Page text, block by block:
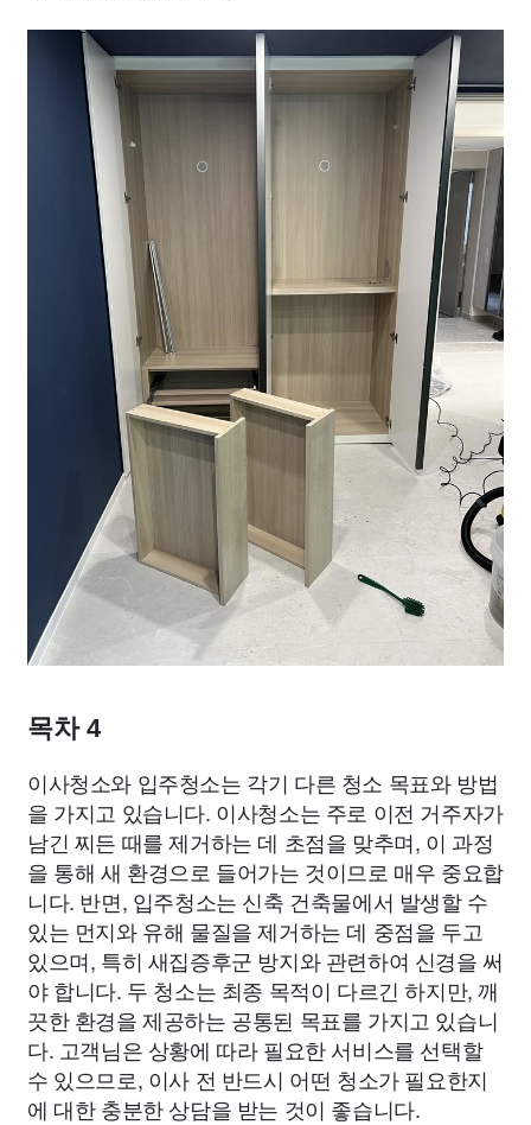
목차 4
이사청소와 입주청소는 각기 다른 청소 목표와 방법
을 가지고 있습니다. 이사청소는 주로 이전 거주자가
남긴 찌든 때를 제거하는 데 초점을 맞추며, 이 과정
을 통해 새 환경으로 들어가는 것이므로 매우 중요합
니다. 반면, 입주청소는 신축 건축물에서 발생할 수
있는 먼지와 유해 물질을 제거하는 데 중점을 두고
있으며, 특히 새집증후군 방지와 관련하여 신경을 써
야 합니다. 두 청소는 최종 목적이 다르긴 하지만, 깨
끗한 환경을 제공하는 공통된 목표를 가지고 있습니
다. 고객님은 상황에 따라 필요한 서비스를 선택할
수 있으므로, 이사 전 반드시 어떤 청소가 필요한지
에 대한 충분한 상담을 받는 것이 좋습니다.